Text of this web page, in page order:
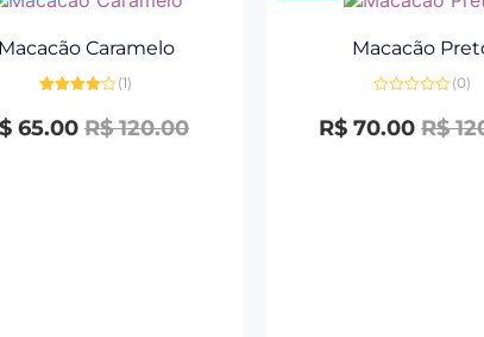
Macacão Caramelo
4.00 de 5
(1)
R$120.00
65.00
Macacão
0
de
(0)
R$
R$70.00